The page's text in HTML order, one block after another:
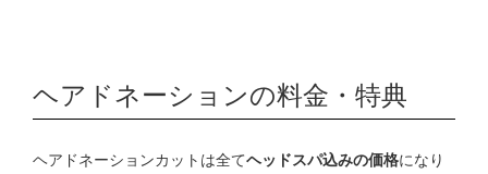
ヘアドネーションの料金・特典
ヘアドネーションカットは全てヘッドスパ込みの価格になり